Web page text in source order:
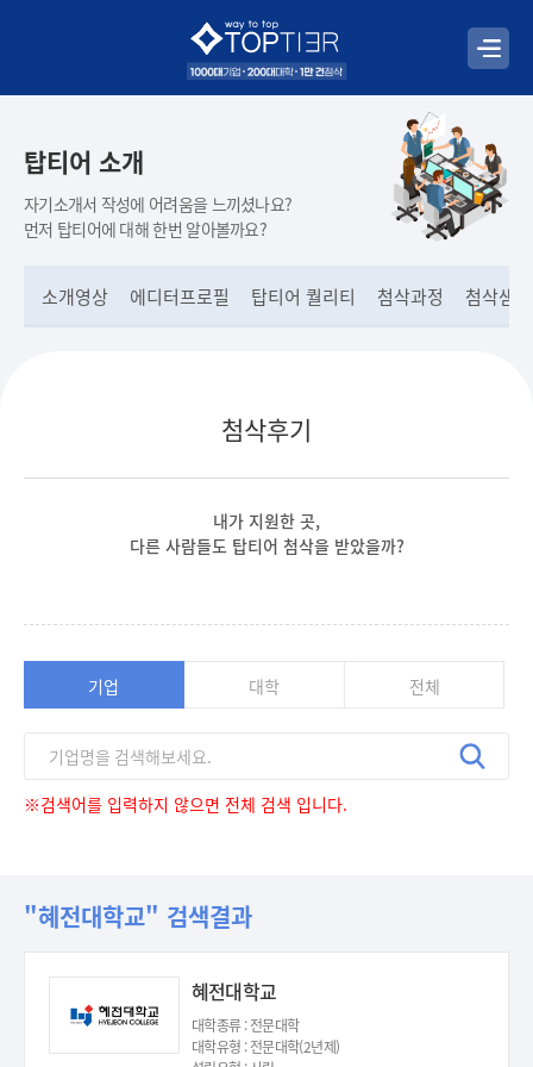
탑티어 소개
자기소개서 작성에 어려움을 느끼셨나요?
먼저 탑티어에 대해 한번 알아볼까요?
소개영상 에디터프로필 탑티어 퀄리티 첨삭과정 첨삭샘플
첨삭후기
내가 지원한 곳,
다른 사람들도 탑티어 첨삭을 받았을까?
기업 대학 전체
※검색어를 입력하지 않으면 전체 검색 입니다.
"혜전대학교" 검색결과
혜전대학교
대학종류 : 전문대학
대학유형 : 전문대학(2년제)